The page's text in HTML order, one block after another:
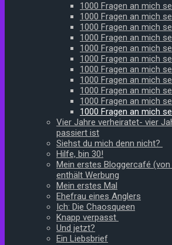
1000 Fragen an mich
1000 Fragen an mich
1000 Fragen an mich
1000 Fragen an mich
1000 Fragen an mich
1000 Fragen an mich
1000 Fragen an mich
1000 Fragen an mich
1000 Fragen an mich
1000 Fragen an mich
1000 Fragen an mich
Vier Jahre verheiratet- vier
passiert ist
Siehst du mich denn nicht?
Hilfe, bin 30!
Mein erstes Bloggercafé
enthält Werbung
Mein erstes Mal
Ehefrau eines Anglers
Ich: Die Chaosqueen
Knapp verpasst
Und jetzt?
Ein Liebsbrief